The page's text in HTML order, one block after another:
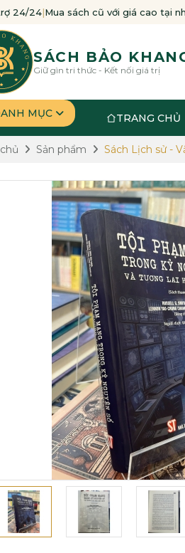
24/24|Mua sách cũ với giá cao tại
SÁCH BẢO
Giữ gìn tri thức - Kết nối giá trị
MỤC TRANG CHỦ
Sản phẩm Sách Lịch sử -